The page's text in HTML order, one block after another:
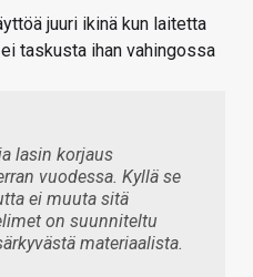
juuri ikinä kun laitetta
taskusta ihan vahingossa
lasin korjaus
vuodessa. Kyllä se
ei muuta sitä
on suunniteltu
materiaalista.